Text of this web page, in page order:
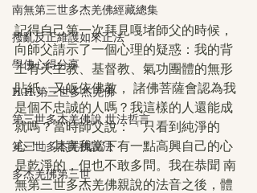
南無第三世多杰羌佛經藏總集
撥亂反正維護如來正法
學佛心得分享
H.H.第三世多杰羌佛
第三世多杰羌佛說 世法哲言
第三世多杰羌佛說法
多杰羌佛第三世
記得自己第一次拜見嘎堵師父的時候，
向師父請示了一個心理的疑惑：我的背
上有天主教、基督教、氣功團體的無形
貼紙，又皈依佛教， 諸佛菩薩會認為我
是個不忠誠的人嗎？我這樣的人還能成
就嗎？當時師父說：「只看到純淨的
心！」其實我當下有一點高興自己的心
是乾淨的，但也不敢多問。我在恭聞 南
無第三世多杰羌佛親說的法音之後，體